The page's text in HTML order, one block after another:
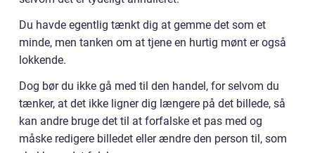
Du havde egentlig tænkt dig at gemme det som et
minde, men tanken om at tjene en hurtig mønt er også
lokkende.
Dog bør du ikke gå med til den handel, for selvom du
tænker, at det ikke ligner dig længere på det billede, så
kan andre bruge det til at forfalske et pas med og
måske redigere billedet eller ændre den person til, som